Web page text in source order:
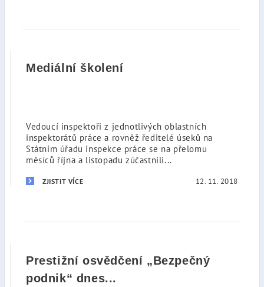
Mediální školení
Vedoucí inspektoři z jednotlivých oblastních
inspektorátů práce a rovněž ředitelé úseků na
Státním úřadu inspekce práce se na přelomu
měsíců října a listopadu zúčastnili...
ZJISTIT VÍCE 12. 11. 2018
Prestižní osvědčení „Bezpečný
podnik“ dnes...